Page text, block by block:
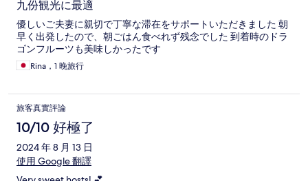
九份観光に最適
優しいご夫妻に親切で丁寧な滞在をサポートいただきました 朝
早く出発したので、朝ごはん食べれず残念でした 到着時のドラ
ゴンフルーツも美味しかったです
Rina，1 晚旅行
旅客真實評論
10/10 好極了
2024 年 8 月 13 日
使用 Google 翻譯